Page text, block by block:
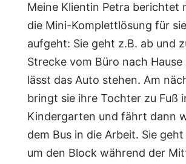
Meine Klientin Petra berichtet
die Mini-Komplettlösung für
aufgeht: Sie geht z.B. ab und
Strecke vom Büro nach Hause
lässt das Auto stehen. Am
bringt sie ihre Tochter zu Fuß
Kindergarten und fährt dann
dem Bus in die Arbeit. Sie
um den Block während der